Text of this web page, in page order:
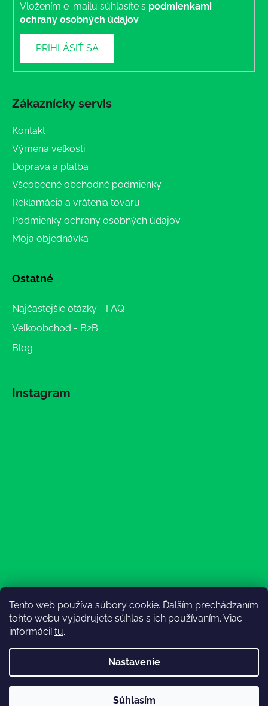
Tento web používa súbory cookie. Ďalším prechádzaním
tohto webu vyjadrujete súhlas s ich používaním. Viac
informáciítu.
Nastavenie
Súhlasím
nedostupná (na email reagujeme nonstop), expedícia ako
Vložením e-mailu súhlasíte s podmienkami
ochrany osobných údajov
PRIHLÁSIŤ SA
Zákaznícky servis
Kontakt
Výmena veľkosti
Doprava a platba
Všeobecné obchodné podmienky
Reklamácia a vrátenia tovaru
Podmienky ochrany osobných údajov
Moja objednávka
Ostatné
Najčastejšie otázky - FAQ
Veľkoobchod - B2B
Blog
Instagram
Sledovať na Instagrame